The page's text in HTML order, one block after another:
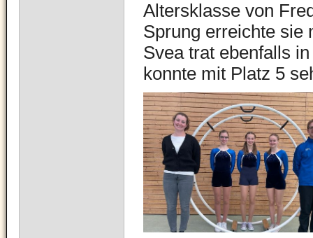
Altersklasse von
Sprung erreichte sie
Svea trat ebenfalls
konnte mit Platz 5